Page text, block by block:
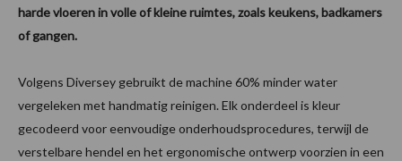
harde vloeren in volle of kleine ruimtes, zoals keukens, badkamers
of gangen.
Volgens Diversey gebruikt de machine 60% minder water
vergeleken met handmatig reinigen. Elk onderdeel is kleur
gecodeerd voor eenvoudige onderhoudsprocedures, terwijl de
verstelbare hendel en het ergonomische ontwerp voorzien in een